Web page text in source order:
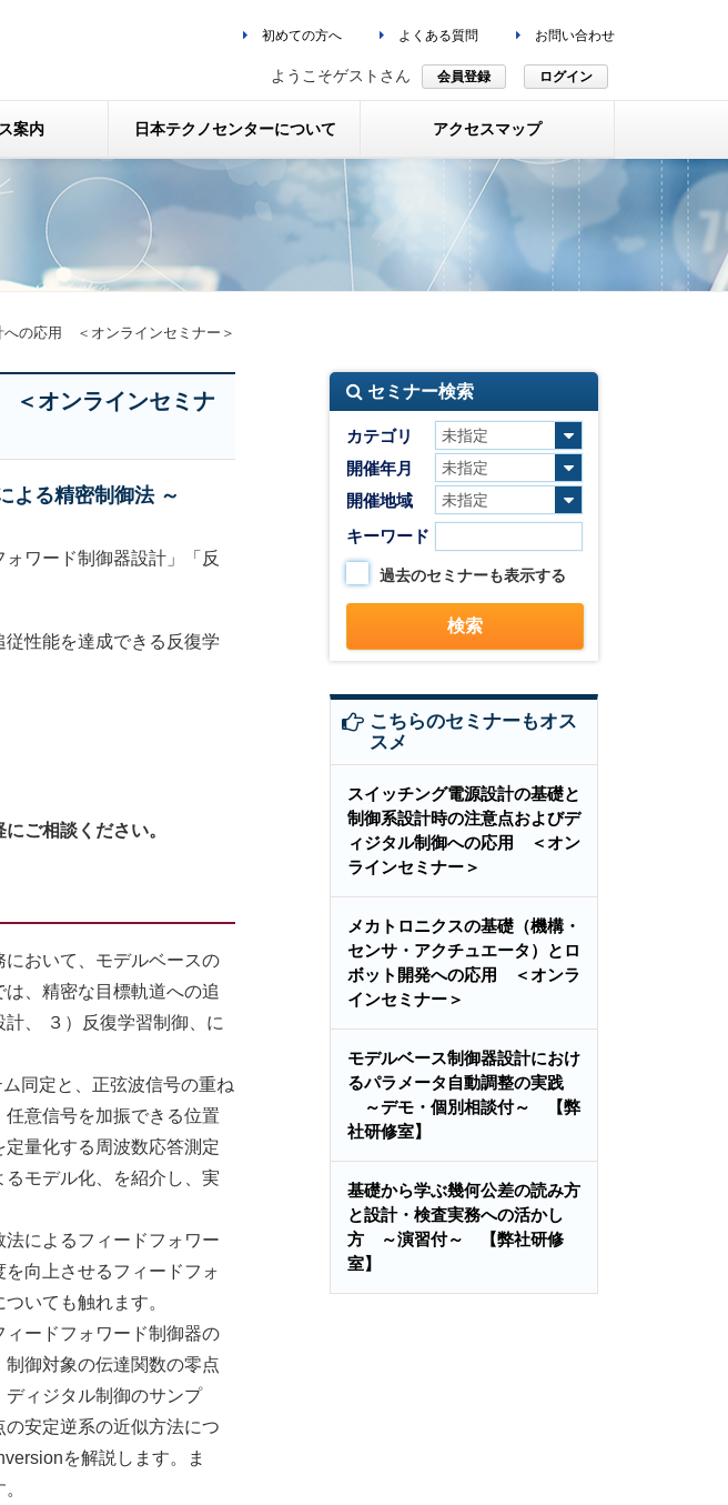
初めての方へ よくある質問 お問い合わせ
ようこそゲストさん 会員登録 ログイン
案内 日本テクノセンターについて アクセスマップ
への応用 ＜オンラインセミナー＞
＜オンラインセミナ
よる精密制御法 ～
ワード制御器設計」「反
性能を達成できる反復学
ご相談ください。
おいて、モデルベースの
、精密な目標軌道への追
、 ３）反復学習制御、に
同定と、正弦波信号の重ね
意信号を加振できる位置
量化する周波数応答測定
モデル化、を紹介し、実
によるフィードフォワー
向上させるフィードフォ
いても触れます。
ードフォワード制御器の
御対象の伝達関数の零点
ィジタル制御のサンプ
安定逆系の近似方法につ
を解説します。ま
セミナー検索
カテゴリ
開催年月
開催地域
キーワード
過去のセミナーも表示する
こちらのセミナーもオス
スメ
スイッチング電源設計の基礎と
制御系設計時の注意点およびデ
ィジタル制御への応用 ＜オン
ラインセミナー＞
メカトロニクスの基礎（機構・
センサ・アクチュエータ）とロ
ボット開発への応用 ＜オンラ
インセミナー＞
モデルベース制御器設計におけ
るパラメータ自動調整の実践
～デモ・個別相談付～ 【弊
社研修室】
基礎から学ぶ幾何公差の読み方
と設計・検査実務への活かし
方 ～演習付～ 【弊社研修
室】